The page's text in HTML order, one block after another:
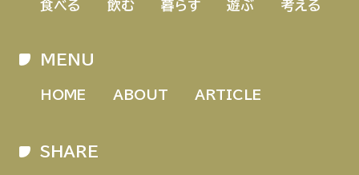
食べる 飲む 暮らす 遊ぶ 考える
MENU
HOME ABOUT ARTICLE
SHARE